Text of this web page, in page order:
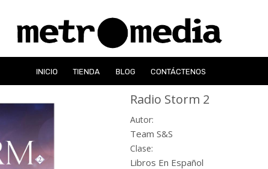
INICIO TIENDA BLOG CONTÁCTENOS
Radio Storm 2
Autor:
Team S&S
Clase:
Libros En Español